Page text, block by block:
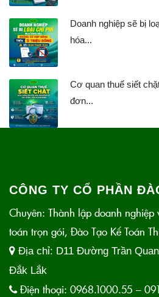
Doanh nghiệp sẽ bị
hóa...
Cơ quan thuế siết
đơn...
CÔNG TY CỔ PHẦN
Chuyên: Thành lập doanh
toán trọn gói, Đào Tạo Kế Toán
Địa chỉ: D11 Đường Trần
Đắk Lắk
Điện thoại: 0968.1000.55 –